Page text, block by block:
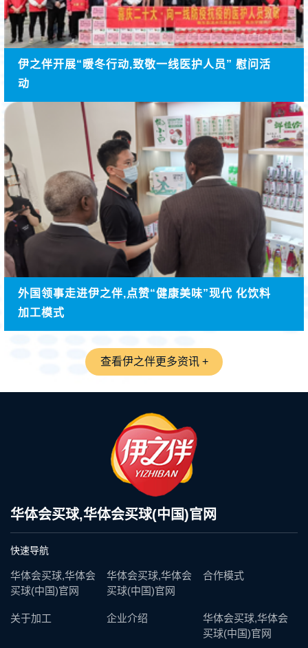
伊之伴开展“暖冬行动,致敬一线医护人员” 慰问活
动
外国领事走进伊之伴,点赞“健康美味”现代 化饮料
加工模式
查看伊之伴更多资讯 +
华体会买球,华体会买球(中国)官网
快速导航
华体会买球,华体会
买球(中国)官网
华体会买球,华体会
买球(中国)官网
合作模式
关于加工 企业介绍
华体会买球,华体会
买球(中国)官网